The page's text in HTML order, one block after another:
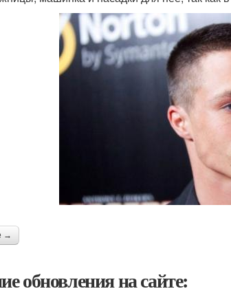
→
обновления на сайте: